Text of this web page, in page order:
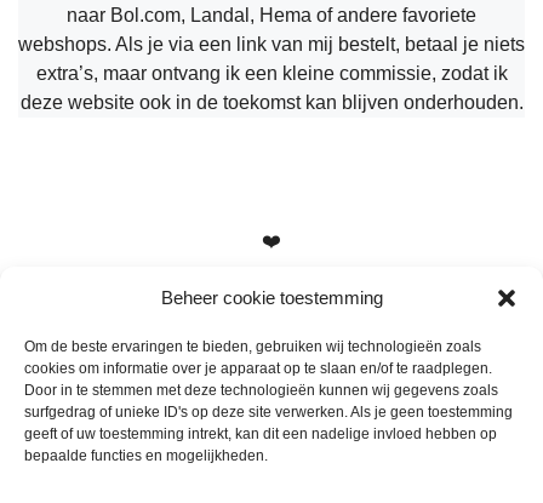
Beheer cookie toestemming
Om de beste ervaringen te bieden, gebruiken wij technologieën zoals
cookies om informatie over je apparaat op te slaan en/of te raadplegen.
Door in te stemmen met deze technologieën kunnen wij gegevens zoals
surfgedrag of unieke ID's op deze site verwerken. Als je geen toestemming
geeft of uw toestemming intrekt, kan dit een nadelige invloed hebben op
bepaalde functies en mogelijkheden.
naar Bol.com, Landal, Hema of andere favoriete
webshops. Als je via een link van mij bestelt, betaal je niets
extra’s, maar ontvang ik een kleine commissie, zodat ik
deze website ook in de toekomst kan blijven onderhouden.
❤️
Heb je vragen, suggesties of tips? Stuur me een berichtje
info@mamameteenblog.nl